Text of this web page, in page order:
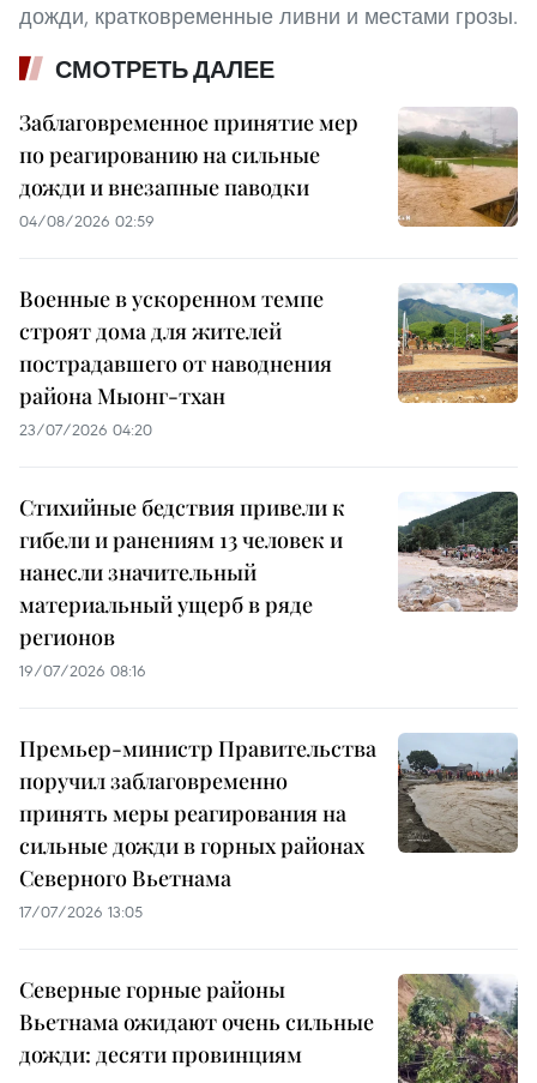
дожди, кратковременные ливни и местами грозы.
СМОТРЕТЬ ДАЛЕЕ
Заблаговременное принятие мер
по реагированию на сильные
дожди и внезапные паводки
04/08/2026 02:59
Военные в ускоренном темпе
строят дома для жителей
пострадавшего от наводнения
района Мыонг-тхан
23/07/2026 04:20
Стихийные бедствия привели к
гибели и ранениям 13 человек и
нанесли значительный
материальный ущерб в ряде
регионов
19/07/2026 08:16
Премьер-министр Правительства
поручил заблаговременно
принять меры реагирования на
сильные дожди в горных районах
Северного Вьетнама
17/07/2026 13:05
Северные горные районы
Вьетнама ожидают очень сильные
дожди: десяти провинциям